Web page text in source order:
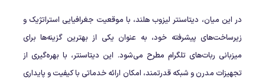
در این میان، دیتاسنتر لیزوب هلند، با موقعیت جغرافیایی استراتژیک و
زیرساخت‌های پیشرفته خود، به عنوان یکی از بهترین گزینه‌ها برای
میزبانی ربات‌های تلگرام مطرح می‌شود. این دیتاسنتر، با بهره‌گیری از
تجهیزات مدرن و شبکه قدرتمند، امکان ارائه خدماتی با کیفیت و پایداری